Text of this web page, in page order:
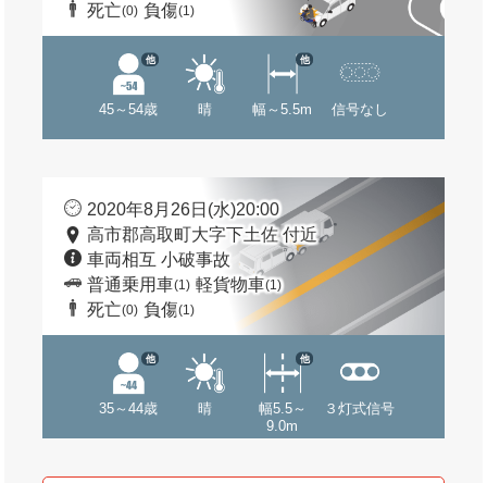
死亡(0) 負傷(1)
45～54歳
他
晴 幅～5.5m
他
信号なし
2020年8月26日(水)20:00
高市郡高取町大字下土佐 付近
車両相互 小破事故
普通乗用車(1) 軽貨物車(1)
死亡(0) 負傷(1)
35～44歳
他
晴
幅5.5～
9.0m
他
３灯式信号